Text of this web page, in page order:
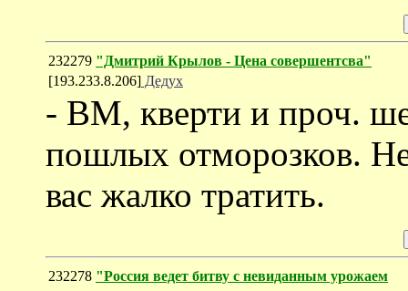
232279 "Дмитрий Крылов - Цена совершентсва"
[193.233.8.206] Дедух
- ВМ, кверти и проч.
пошлых отморозков.
вас жалко тратить.
232278 "Россия ведет битву с невиданным урожаем